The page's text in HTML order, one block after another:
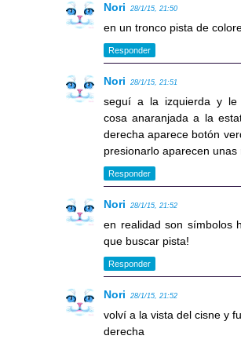
Nori 28/1/15, 21:50
en un tronco pista de
Responder
Nori 28/1/15, 21:51
seguí a la izquierda y
cosa anaranjada a la
derecha aparece botón
presionarlo aparecen unas
Responder
Nori 28/1/15, 21:52
en realidad son símbolos
que buscar pista!
Responder
Nori 28/1/15, 21:52
volví a la vista del cisne y
derecha